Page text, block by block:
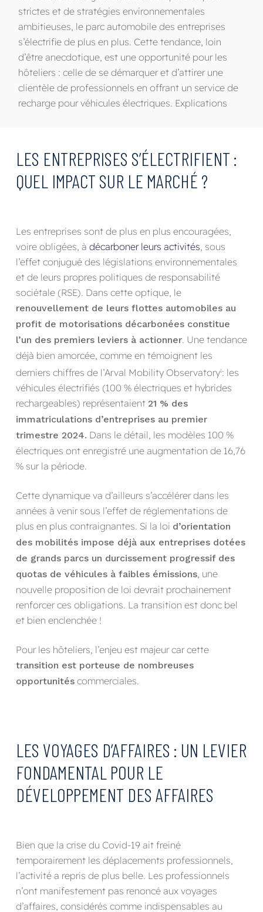
strictes et de stratégies environnementales
ambitieuses, le parc automobile des entreprises
s’électrifie de plus en plus. Cette tendance, loin
d’être anecdotique, est une opportunité pour les
hôteliers : celle de se démarquer et d’attirer une
clientèle de professionnels en offrant un service de
recharge pour véhicules électriques. Explications
LES ENTREPRISES S’ÉLECTRIFIENT :
QUEL IMPACT SUR LE MARCHÉ ?
Les entreprises sont de plus en plus encouragées,
voire obligées, à décarboner leurs activités , sous
l’effet conjugué des législations environnementales
et de leurs propres politiques de responsabilité
sociétale (RSE). Dans cette optique, le
renouvellement de leurs flottes automobiles au
profit de motorisations décarbonées constitue
l’un des premiers leviers à actionner. Une tendance
déjà bien amorcée, comme en témoignent les
derniers chiffres de l’Arval Mobility Observatory1: les
véhicules électrifiés (100 % électriques et hybrides
rechargeables) représentaient 21 % des
immatriculations d’entreprises au premier
trimestre 2024. Dans le détail, les modèles 100 %
électriques ont enregistré une augmentation de 16,76
% sur la période.
Cette dynamique va d’ailleurs s’accélérer dans les
années à venir sous l’effet de réglementations de
plus en plus contraignantes. Si la loi d’orientation
des mobilités impose déjà aux entreprises dotées
de grands parcs un durcissement progressif des
quotas de véhicules à faibles émissions, une
nouvelle proposition de loi devrait prochainement
renforcer ces obligations. La transition est donc bel
et bien enclenchée !
Pour les hôteliers, l’enjeu est majeur car cette
transition est porteuse de nombreuses
opportunitéscommerciales.
LES VOYAGES D’AFFAIRES : UN LEVIER
FONDAMENTAL POUR LE
DÉVELOPPEMENT DES AFFAIRES
Bien que la crise du Covid-19 ait freiné
temporairement les déplacements professionnels,
l’activité a repris de plus belle. Les professionnels
n’ont manifestement pas renoncé aux voyages
d’affaires, considérés comme indispensables au